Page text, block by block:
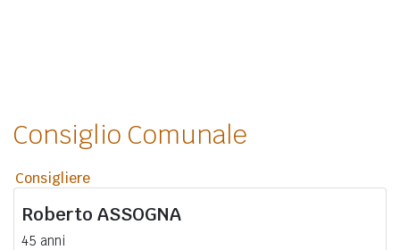
Consiglio Comunale
Consigliere
Roberto ASSOGNA
45 anni